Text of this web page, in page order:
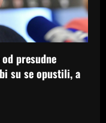
presudne
su se opustili, a